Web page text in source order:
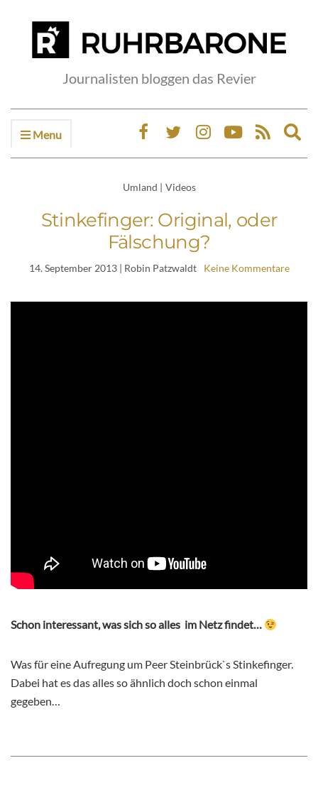
Journalisten bloggen das Revier
Menu
Umland | Videos
Stinkefinger: Original, oder
Fälschung?
14. September 2013| Robin Patzwaldt Keine Kommentare
Schon interessant, was sich so alles im Netz findet…
Was für eine Aufregung um Peer Steinbrück`s Stinkefinger.
Dabei hat es das alles so ähnlich doch schon einmal
gegeben…